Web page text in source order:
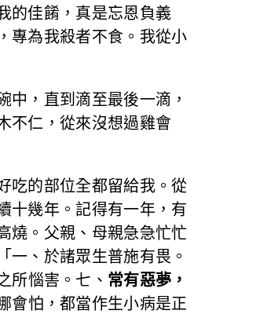
的佳餚，真是忘恩負義
專為我殺者不食。我從小
，直到滴至最後一滴，
不仁，從來沒想過雞會
的部位全都留給我。從
十幾年。記得有一年，有
燒。父親、母親急急忙忙
一、於諸眾生普施有畏。
所惱害。七、 常有惡夢，
會怕，都當作生小病是正